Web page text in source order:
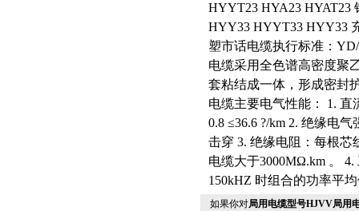
HYYT23 HYA23 HYAT23
HYY33 HYYT33 HYY33
塑市话电缆执行标准：
电缆采用全色谱高密度聚
套粘结成一体，形成密封
电缆主要电气性能： 1. 直
0.8 ≤36.6 ?/km 2. 绝缘电
击穿 3. 绝缘电阻：每根芯
电缆大于3000MΩ.km 。
150kHZ 时组合的功率平
如果你对局用电缆型号HJVV局用